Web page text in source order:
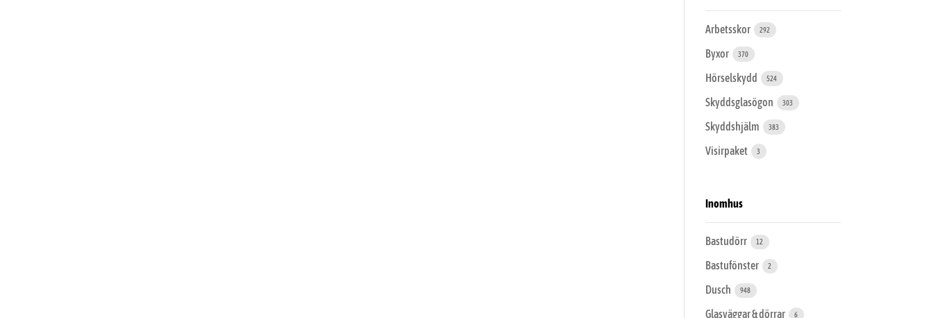
Arbetsskor 292
Byxor 370
Hörselskydd 524
Skyddsglasögon 303
Skyddshjälm 383
Visirpaket 3
Inomhus
Bastudörr 12
Bastufönster 2
Dusch 948
Glasväggar & dörrar 6